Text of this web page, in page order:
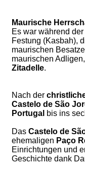
Maurische
Es war während
Festung (Kasbah),
maurischen
maurischen
Zitadelle.
Nach der
Castelo de São
Portugal bis ins
Das Castelo de
ehemaligen Paço
Einrichtungen und
Geschichte dank